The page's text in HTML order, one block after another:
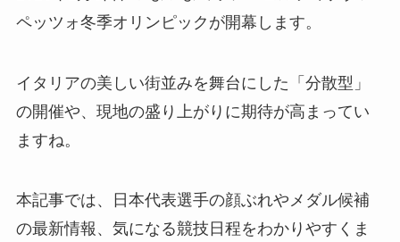
ペッツォ冬季オリンピックが開幕します。
イタリアの美しい街並みを舞台にした「分散型」
の開催や、現地の盛り上がりに期待が高まってい
ますね。
本記事では、日本代表選手の顔ぶれやメダル候補
の最新情報、気になる競技日程をわかりやすくま